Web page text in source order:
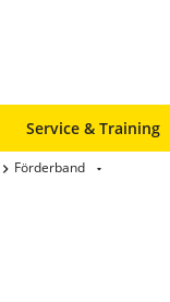
Service & Training
Förderband